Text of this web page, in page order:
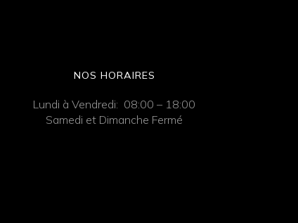
NOS HORAIRES
Lundi à Vendredi: 08:00 – 18:00
Samedi et Dimanche Fermé